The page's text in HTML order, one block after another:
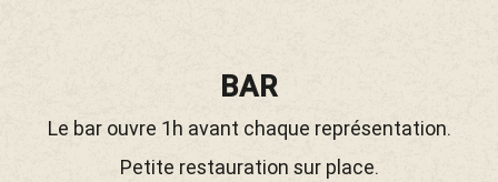
BAR
Le bar ouvre 1h avant chaque représentation.
Petite restauration sur place.